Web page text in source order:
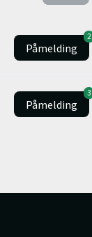
Påmelding
2
Påmelding
3